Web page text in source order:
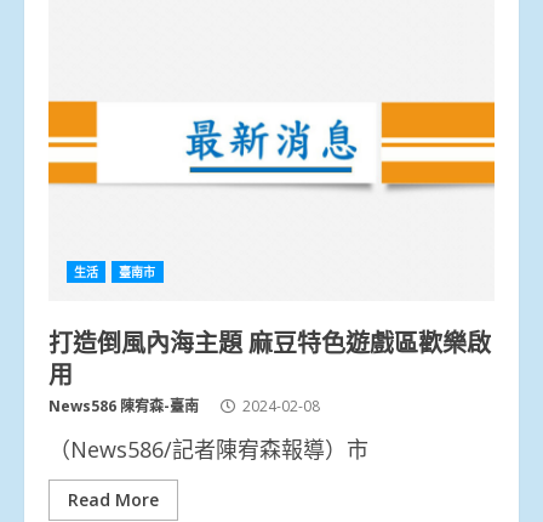
生活 臺南市
打造倒風內海主題 麻豆特色遊戲區歡樂啟
用
News586 陳宥森-臺南 2024-02-08
（News586/記者陳宥森報導）市
Read More